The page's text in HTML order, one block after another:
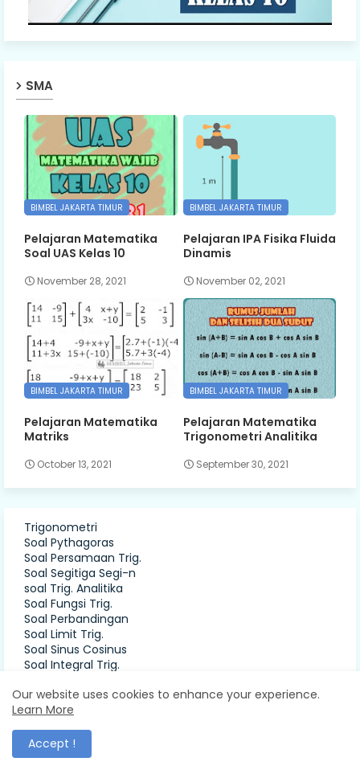
SMA
BIMBEL JAKARTA TIMUR
Pelajaran Matematika
Soal UAS Kelas 10
November 28, 2021
BIMBEL JAKARTA TIMUR
Pelajaran IPA Fisika Fluida
Dinamis
November 02, 2021
BIMBEL JAKARTA TIMUR
Pelajaran Matematika
Matriks
October 13, 2021
BIMBEL JAKARTA TIMUR
Pelajaran Matematika
Trigonometri Analitika
September 30, 2021
Trigonometri
Soal Pythagoras
Soal Persamaan Trig.
Soal Segitiga Segi-n
soal Trig. Analitika
Soal Fungsi Trig.
Soal Perbandingan
Soal Limit Trig.
Soal Sinus Cosinus
Soal Integral Trig.
Soal Garis dan Sudut
sinus, Cos & Segitiga
Aljabar
Soal Hitung Cepat
Soal Integral tak Tentu
Our website uses cookies to enhance your experience.
Learn More
Accept !